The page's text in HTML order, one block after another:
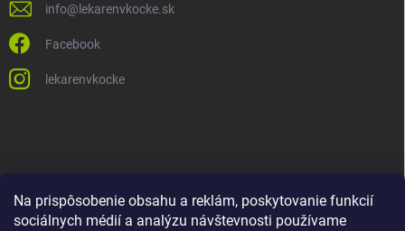
Na prispôsobenie obsahu a reklám, poskytovanie funkcií
sociálnych médií a analýzu návštevnosti používame
info@ lekarenvkocke.sk
Facebook
lekarenvkocke